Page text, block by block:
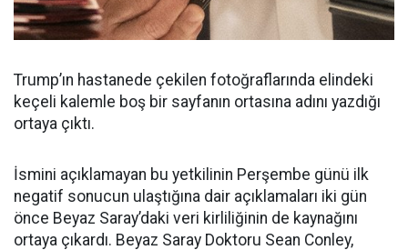
Trump’ın hastanede çekilen fotoğraflarında elindeki
keçeli kalemle boş bir sayfanın ortasına adını yazdığı
ortaya çıktı.
İsmini açıklamayan bu yetkilinin Perşembe günü ilk
negatif sonucun ulaştığına dair açıklamaları iki gün
önce Beyaz Saray’daki veri kirliliğinin de kaynağını
ortaya çıkardı. Beyaz Saray Doktoru Sean Conley,